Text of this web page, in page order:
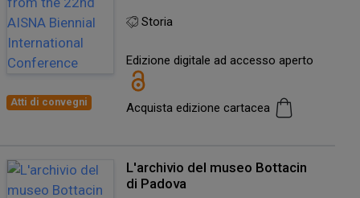
Atti di convegni
Storia
Edizione digitale ad accesso aperto
Acquista edizione cartacea
L'archivio del museo Bottacin
di Padova